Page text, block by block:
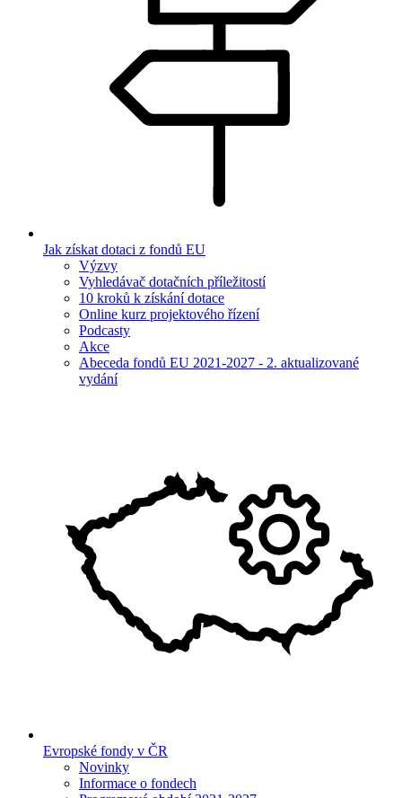
Jak získat dotaci z fondů EU
Výzvy
Vyhledávač dotačních příležitostí
10 kroků k získání dotace
Online kurz projektového řízení
Podcasty
Akce
Abeceda fondů EU 2021-2027 - 2. aktualizované
vydání
Evropské fondy v ČR
Novinky
Informace o fondech